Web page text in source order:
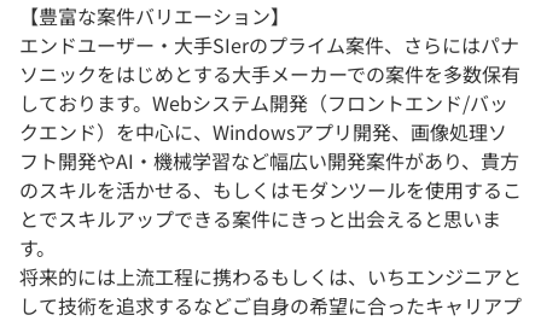
【豊富な案件バリエーション】
エンドユーザー・大手SIerのプライム案件、さらにはパナ
ソニックをはじめとする大手メーカーでの案件を多数保有
しております。Webシステム開発（フロントエンド/バッ
クエンド）を中心に、Windowsアプリ開発、画像処理ソ
フト開発やAI・機械学習など幅広い開発案件があり、貴方
のスキルを活かせる、もしくはモダンツールを使用するこ
とでスキルアップできる案件にきっと出会えると思いま
す。
将来的には上流工程に携わるもしくは、いちエンジニアと
して技術を追求するなどご自身の希望に合ったキャリアプ